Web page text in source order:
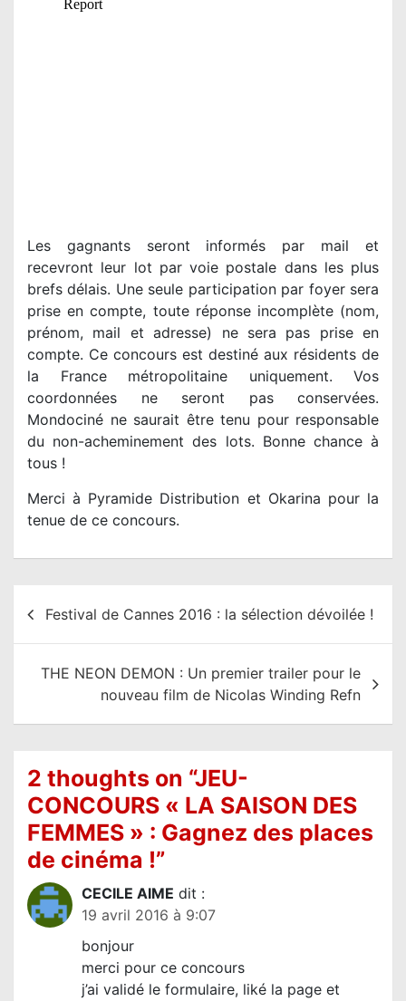
Les gagnants seront informés par mail et
recevront leur lot par voie postale dans les plus
brefs délais. Une seule participation par foyer sera
prise en compte, toute réponse incomplète (nom,
prénom, mail et adresse) ne sera pas prise en
compte. Ce concours est destiné aux résidents de
la France métropolitaine uniquement. Vos
coordonnées ne seront pas conservées.
Mondociné ne saurait être tenu pour responsable
du non-acheminement des lots. Bonne chance à
tous !
Merci à Pyramide Distribution et Okarina pour la
tenue de ce concours.
v
Festival de Cannes 2016 : la sélection dévoilée !
THE NEON DEMON : Un premier trailer pour le
nouveau film de Nicolas Winding Refn
2 thoughts on “JEU-
CONCOURS « LA SAISON DES
FEMMES » : Gagnez des places
de cinéma !”
CECILE AIME dit :
19 avril 2016 à 9:07
bonjour
merci pour ce concours
j’ai validé le formulaire, liké la page et